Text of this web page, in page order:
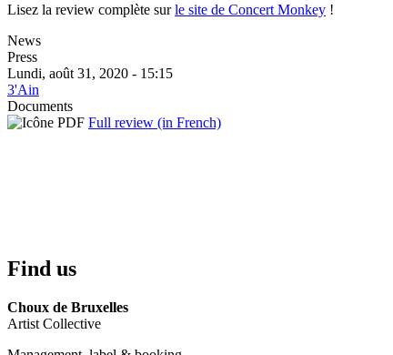
Lisez la review complète surle site de Concert Monkey !
News
Press
Lundi, août 31, 2020 - 15:15
3'Ain
Documents
Full review (in French)
Find us
Choux de Bruxelles
Artist Collective